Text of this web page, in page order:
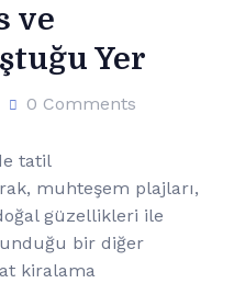
ve
Yer
0 Comments
tatil
muhteşem plajları,
güzellikleri ile
bir diğer
kiralama